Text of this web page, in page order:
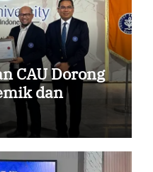
CAU Dorong
dan